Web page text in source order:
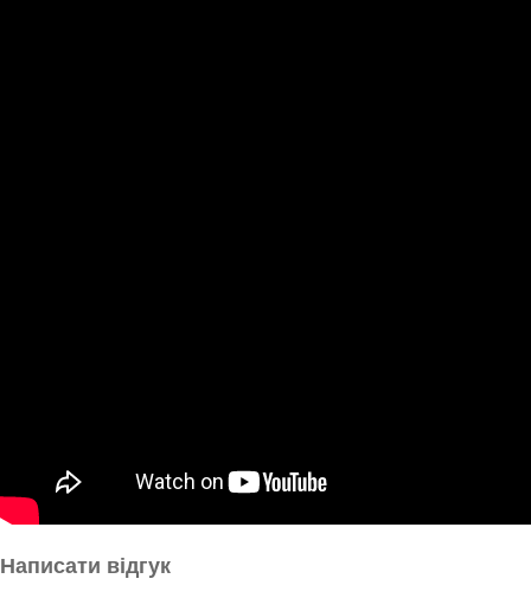
Написати відгук